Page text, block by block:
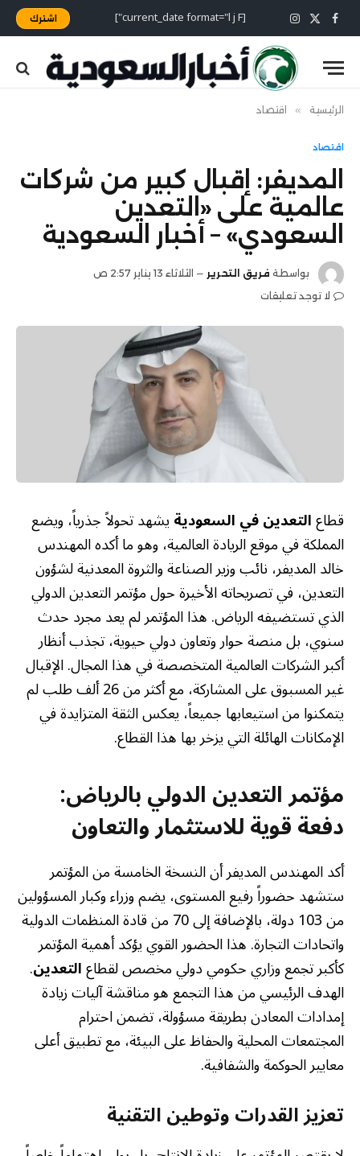
فيسبوك
X
(Twitter)
الانستغرام [current_date format="l j F"] اشترك
الرئيسية » اقتصاد
اقتصاد
المديفر: إقبال كبير من شركات
عالمية على «التعدين
السعودي» – أخبار السعودية
بواسطة فريق التحرير
الثلاثاء 13 يناير 2:57 ص
لا توجد تعليقات
قطاعالتعدين في السعوديةيشهد تحولاً جذرياً، ويضع
المملكة في موقع الريادة العالمية، وهو ما أكده المهندس
خالد المديفر، نائب وزير الصناعة والثروة المعدنية لشؤون
التعدين، في تصريحاته الأخيرة حول مؤتمر التعدين الدولي
الذي تستضيفه الرياض. هذا المؤتمر لم يعد مجرد حدث
سنوي، بل منصة حوار وتعاون دولي حيوية، تجذب أنظار
أكبر الشركات العالمية المتخصصة في هذا المجال. الإقبال
غير المسبوق على المشاركة، مع أكثر من 26 ألف طلب لم
يتمكنوا من استيعابها جميعاً، يعكس الثقة المتزايدة في
الإمكانات الهائلة التي يزخر بها هذا القطاع.
مؤتمر التعدين الدولي بالرياض:
دفعة قوية للاستثمار والتعاون
أكد المهندس المديفر أن النسخة الخامسة من المؤتمر
ستشهد حضوراً رفيع المستوى، يضم وزراء وكبار المسؤولين
من 103 دولة، بالإضافة إلى 70 من قادة المنظمات الدولية
واتحادات التجارة. هذا الحضور القوي يؤكد أهمية المؤتمر
كأكبر تجمع وزاري حكومي دولي مخصص لقطاعالتعدين.
الهدف الرئيسي من هذا التجمع هو مناقشة آليات زيادة
إمدادات المعادن بطريقة مسؤولة، تضمن احترام
المجتمعات المحلية والحفاظ على البيئة، مع تطبيق أعلى
معايير الحوكمة والشفافية.
تعزيز القدرات وتوطين التقنية